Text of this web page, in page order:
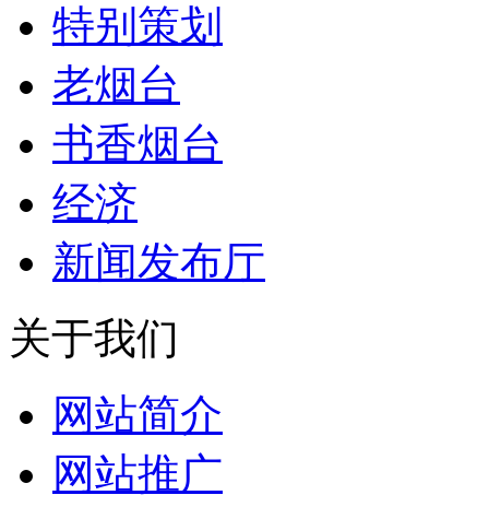
特别策划
老烟台
书香烟台
经济
新闻发布厅
关于我们
网站简介
网站推广